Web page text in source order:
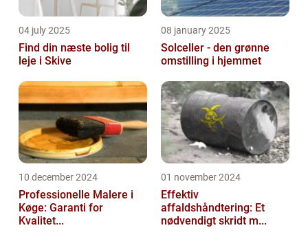
04 july 2025
Find din næste bolig til
leje i Skive
08 january 2025
Solceller - den grønne
omstilling i hjemmet
10 december 2024
Professionelle Malere i
Køge: Garanti for
Kvalitet...
01 november 2024
Effektiv
affaldshåndtering: Et
nødvendigt skridt m...